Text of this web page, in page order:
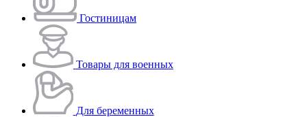
Гостиницам
Товары для военных
Для беременных